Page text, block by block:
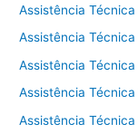
Assistência
Assistência
Assistência
Assistência
Assistência